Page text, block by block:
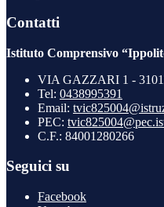
Contatti
Istituto Comprensivo
VIA GAZZARI 1 -
Tel: 0438995391
Email:
PEC:
C.F.: 84001280266
Seguici su
Facebook